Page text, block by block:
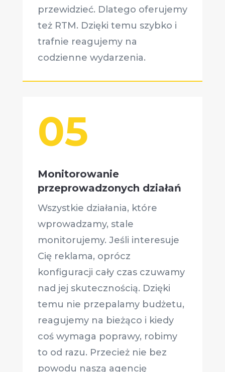
przewidzieć. Dlatego oferujemy
też RTM. Dzięki temu szybko i
trafnie reagujemy na
codzienne wydarzenia.
05
Monitorowanie
przeprowadzonych działań
Wszystkie działania, które
wprowadzamy, stale
monitorujemy. Jeśli interesuje
Cię reklama, oprócz
konfiguracji cały czas czuwamy
nad jej skutecznością. Dzięki
temu nie przepalamy budżetu,
reagujemy na bieżąco i kiedy
coś wymaga poprawy, robimy
to od razu. Przecież nie bez
powodu naszą agencję